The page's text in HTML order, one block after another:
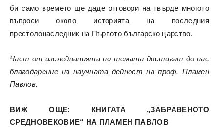
би само времето ще даде отговори на твърде многото
въпроси около историята на последния
престолонаследник на Първото българско царство.
Част от изследванията по темата достигат до нас
благодарение на научната дейност на проф. Пламен
Павлов.
ВИЖ ОЩЕ: КНИГАТА „ЗАБРАВЕНОТО
СРЕДНОВЕКОВИЕ“ НА ПЛАМЕН ПАВЛОВ